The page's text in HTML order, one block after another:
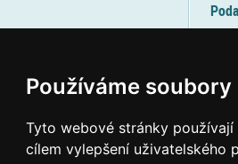
Používáme
Tyto webové stránky
cílem vylepšení uživatelského
(více